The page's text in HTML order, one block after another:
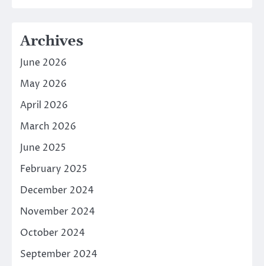
Archives
June 2026
May 2026
April 2026
March 2026
June 2025
February 2025
December 2024
November 2024
October 2024
September 2024